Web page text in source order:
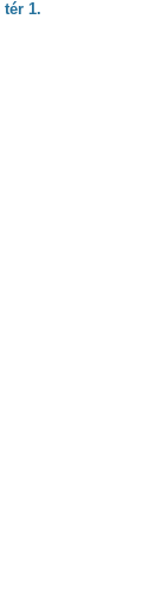
tér 1.